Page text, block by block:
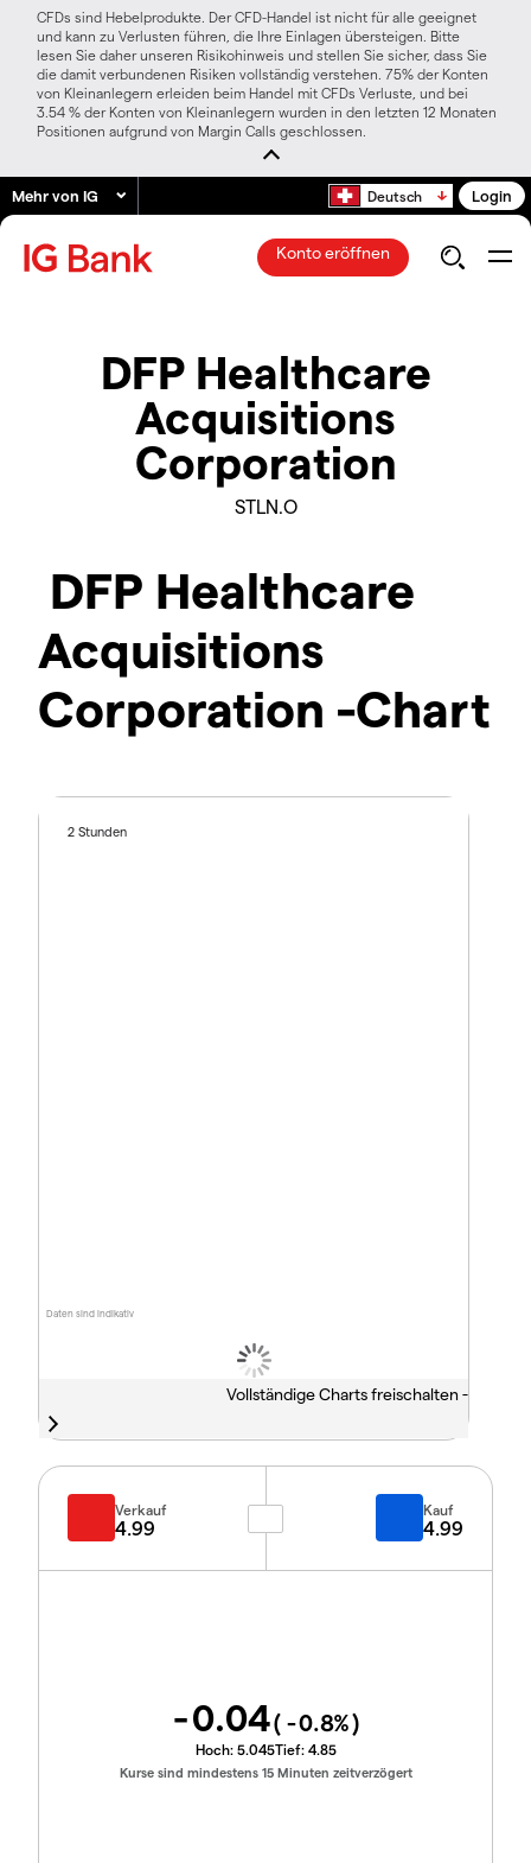
CFDs sind Hebelprodukte. Der CFD-Handel ist nicht für alle geeignet
und kann zu Verlusten führen, die Ihre Einlagen übersteigen. Bitte
lesen Sie daher unseren Risikohinweis und stellen Sie sicher, dass Sie
die damit verbundenen Risiken vollständig verstehen. 75% der Konten
von Kleinanlegern erleiden beim Handel mit CFDs Verluste, und bei
3.54 % der Konten von Kleinanlegern wurden in den letzten 12 Monaten
Positionen aufgrund von Margin Calls geschlossen.
Mehr von IG Deutsch Login
Konto eröffnen
DFP Healthcare
Acquisitions
Corporation
STLN.O
DFP Healthcare
Acquisitions
Corporation -Chart
Daten sind indikativ
2 Stunden
Vollständige Charts freischalten -
Verkauf
4.99
Kauf
4.99
-0.04( -0.8%)
Hoch: 5.045Tief: 4.85
Kurse sind mindestens 15 Minuten zeitverzögert